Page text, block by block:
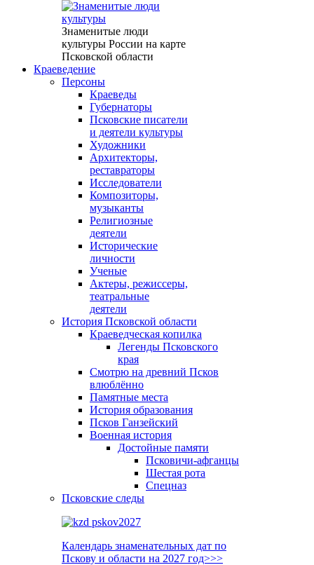
Знаменитые люди
культуры России на карте
Псковской области
Краеведение
Персоны
Краеведы
Губернаторы
Псковские писатели
и деятели культуры
Художники
Архитекторы,
реставраторы
Исследователи
Композиторы,
музыканты
Религиозные
деятели
Исторические
личности
Ученые
Актеры, режиссеры,
театральные
деятели
История Псковской области
Краеведческая копилка
Легенды Псковского
края
Смотрю на древний Псков
влюблённо
Памятные места
История образования
Псков Ганзейский
Военная история
Достойные памяти
Псковичи-афганцы
Шестая рота
Спецназ
Псковские следы
Календарь знаменательных дат по
Пскову и области на 2027 год>>>